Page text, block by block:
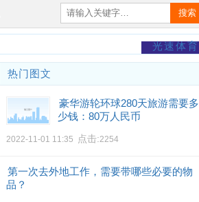
搜索
光速体育
热门图文
豪华游轮环球280天旅游需要多
少钱：80万人民币
2022-11-01 11:35 点击:2254
第一次去外地工作，需要带哪些必要的物
品？